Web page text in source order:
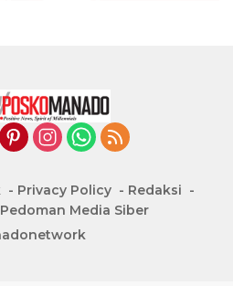
Privacy Policy
Redaksi
Pedoman Media Siber